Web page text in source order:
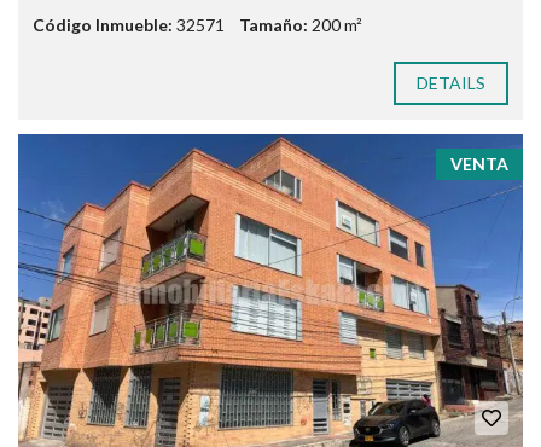
Código Inmueble: 32571 Tamaño: 200 m²
DETAILS
VENTA